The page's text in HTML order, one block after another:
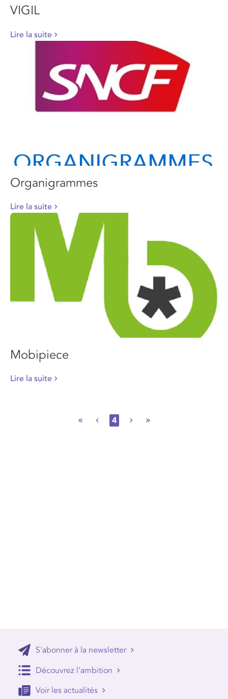
VIGIL
Lire la suite
Organigrammes
Lire la suite
Mobipiece
Lire la suite
4
S'abonner à la newsletter
Découvrez l'ambition
Voir les actualités